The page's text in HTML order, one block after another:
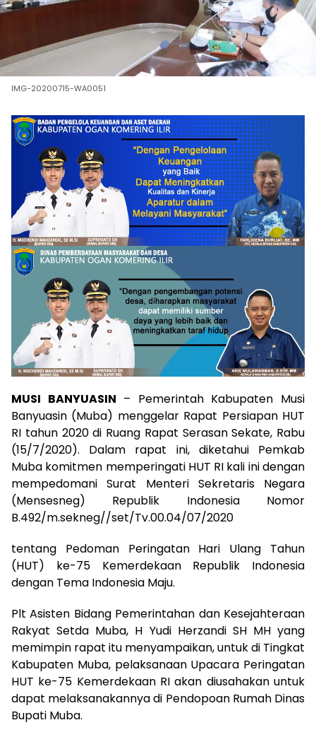
IMG-20200715-WA0051
MUSI BANYUASIN – Pemerintah Kabupaten Musi
Banyuasin (Muba) menggelar Rapat Persiapan HUT
RI tahun 2020 di Ruang Rapat Serasan Sekate, Rabu
(15/7/2020). Dalam rapat ini, diketahui Pemkab
Muba komitmen memperingati HUT RI kali ini dengan
mempedomani Surat Menteri Sekretaris Negara
(Mensesneg) Republik Indonesia Nomor
B.492/m.sekneg//set/Tv.00.04/07/2020
tentang Pedoman Peringatan Hari Ulang Tahun
(HUT) ke-75 Kemerdekaan Republik Indonesia
dengan Tema Indonesia Maju.
Plt Asisten Bidang Pemerintahan dan Kesejahteraan
Rakyat Setda Muba, H Yudi Herzandi SH MH yang
memimpin rapat itu menyampaikan, untuk di Tingkat
Kabupaten Muba, pelaksanaan Upacara Peringatan
HUT ke-75 Kemerdekaan RI akan diusahakan untuk
dapat melaksanakannya di Pendopoan Rumah Dinas
Bupati Muba.